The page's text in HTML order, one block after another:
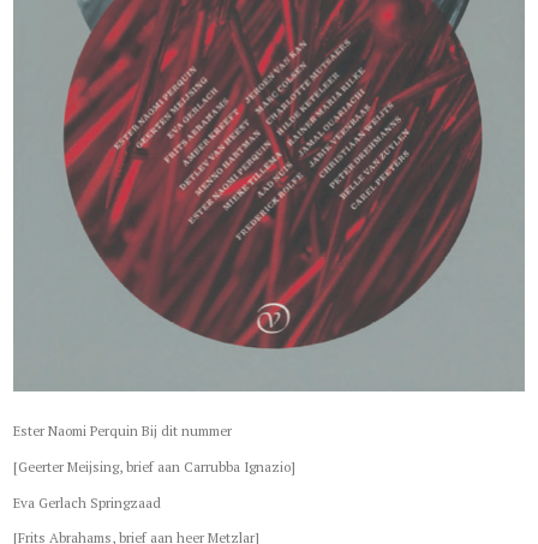
Ester Naomi Perquin Bij dit nummer
[Geerter Meijsing, brief aan Carrubba Ignazio]
Eva Gerlach Springzaad
[Frits Abrahams, brief aan heer Metzlar]